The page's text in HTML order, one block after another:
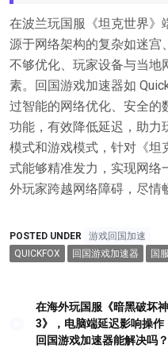
在波兰玩国服《坦克世界》
源于网络架构的复杂如迷宫
不够优化、玩家设备与当地
素。回国游戏加速器如
过智能的网络优化、安全的
功能，有效降低延迟，助力
模式和游戏模式，针对《坦
式能够精准发力，实现网络
外玩家跨越网络障碍，尽情
POSTED UNDER
游戏回国加速
QUICKFOX
回国游戏加速器 国
文
章
在海外玩国服《暗黑破坏神
3》，电脑端延迟影响操作
回国游戏加速器能解决吗？